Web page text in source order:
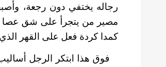
رجاله يختفي دون رجعة،
مصير من يتجرأ على شق عصا
كمدا كردة فعل على القهر
فوق هذا ابتكر الرجل